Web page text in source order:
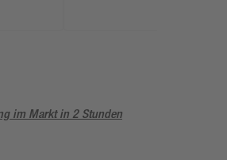
im Markt in 2 Stunden